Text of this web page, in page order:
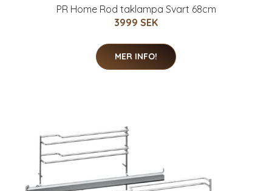
PR Home Rod taklampa Svart 68cm
3999 SEK
MER INFO!